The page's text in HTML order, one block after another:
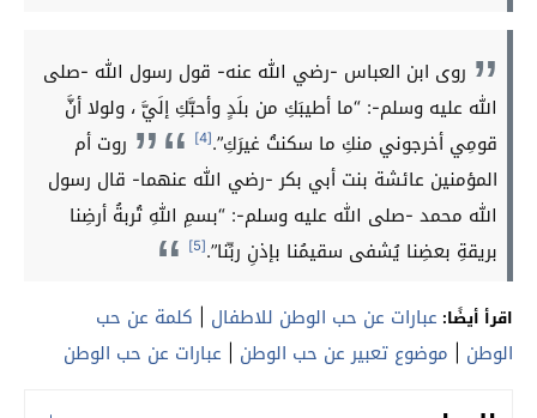
روى ابن العباس -رضي الله عنه- قول رسول الله -صلى
الله عليه وسلم-: “ما أطيبَكِ من بلَدٍ وأحبَّكِ إلَيَّ ، ولولا أنَّ
قومِي أخرجوني منكِ ما سكنتُ غيرَكِ”.[4]
روت أم
المؤمنين عائشة بنت أبي بكر -رضي الله عنهما- قال رسول
الله محمد -صلى الله عليه وسلم-: “بسمِ اللهِ تُربةُ أرضِنا
بريقةِ بعضِنا يُشفى سقيمُنا بإذنِ ربِّنا”.[5]
اقرأ أيضًا: عبارات عن حب الوطن للاطفال | كلمة عن حب
الوطن | موضوع تعبير عن حب الوطن | عبارات عن حب الوطن